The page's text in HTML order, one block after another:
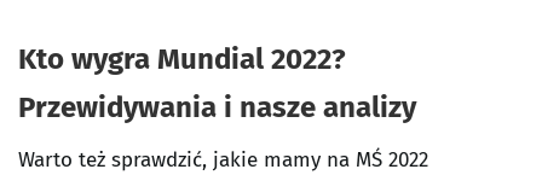
Kto wygra Mundial 2022?
Przewidywania i nasze analizy
Warto też sprawdzić, jakie mamy na MŚ 2022